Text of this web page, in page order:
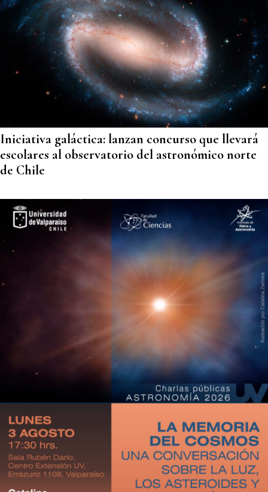
Iniciativa galáctica: lanzan concurso que llevará
escolares al observatorio del astronómico norte
de Chile